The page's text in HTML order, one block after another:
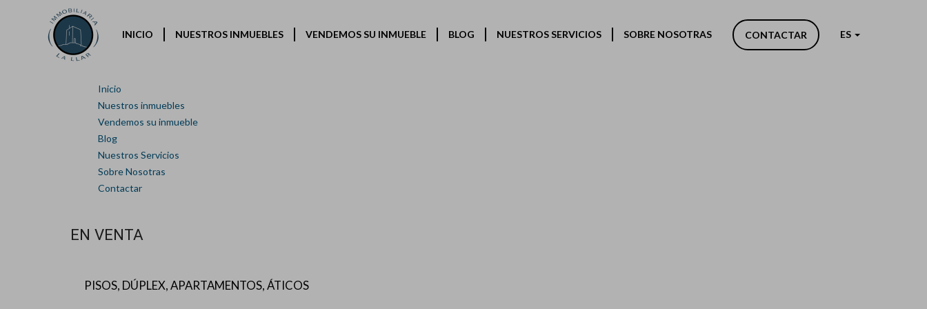
INICIO NUESTROS INMUEBLES VENDEMOS SU INMUEBLE BLOG NUESTROS SERVICIOS SOBRE NOSOTRAS CONTACTAR ES
Inicio
Nuestros inmuebles
Vendemos su inmueble
Blog
Nuestros Servicios
Sobre Nosotras
Contactar
EN VENTA
PISOS, DÚPLEX, APARTAMENTOS, ÁTICOS